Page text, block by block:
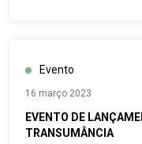
Evento
16 março 2023
EVENTO DE
TRANSUMÂNCIA